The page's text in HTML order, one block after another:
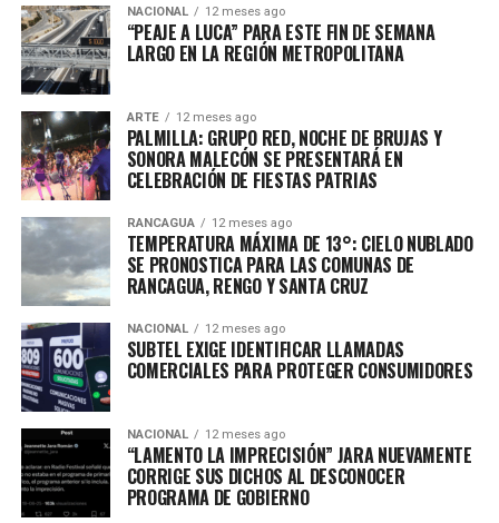
NACIONAL 12 meses ago
“PEAJE A LUCA” PARA ESTE FIN DE SEMANA
LARGO EN LA REGIÓN METROPOLITANA
ARTE 12 meses ago
PALMILLA: GRUPO RED, NOCHE DE BRUJAS Y
SONORA MALECÓN SE PRESENTARÁ EN
CELEBRACIÓN DE FIESTAS PATRIAS
RANCAGUA 12 meses ago
TEMPERATURA MÁXIMA DE 13°: CIELO NUBLADO
SE PRONOSTICA PARA LAS COMUNAS DE
RANCAGUA, RENGO Y SANTA CRUZ
NACIONAL 12 meses ago
SUBTEL EXIGE IDENTIFICAR LLAMADAS
COMERCIALES PARA PROTEGER CONSUMIDORES
NACIONAL 12 meses ago
“LAMENTO LA IMPRECISIÓN” JARA NUEVAMENTE
CORRIGE SUS DICHOS AL DESCONOCER
PROGRAMA DE GOBIERNO